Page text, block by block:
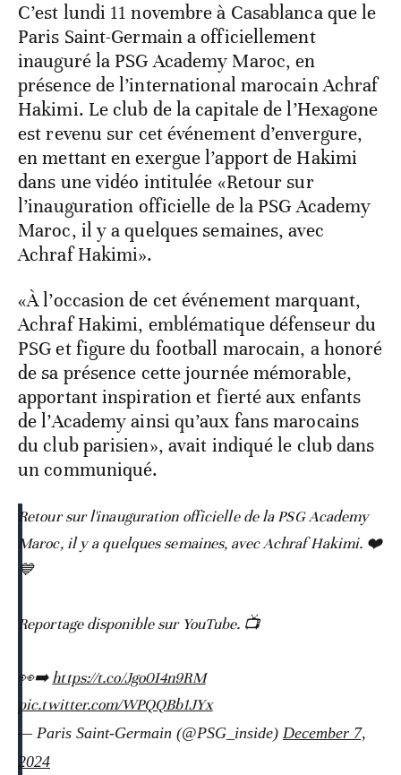
C’est lundi 11 novembre à Casablanca que le
Paris Saint-Germain a officiellement
inauguré la PSG Academy Maroc, en
présence de l’international marocain Achraf
Hakimi. Le club de la capitale de l’Hexagone
est revenu sur cet événement d’envergure,
en mettant en exergue l’apport de Hakimi
dans une vidéo intitulée «Retour sur
l’inauguration officielle de la PSG Academy
Maroc, il y a quelques semaines, avec
Achraf Hakimi».
«À l’occasion de cet événement marquant,
Achraf Hakimi, emblématique défenseur du
PSG et figure du football marocain, a honoré
de sa présence cette journée mémorable,
apportant inspiration et fierté aux enfants
de l’Academy ainsi qu’aux fans marocains
du club parisien», avait indiqué le club dans
un communiqué.
Retour sur l'inauguration officielle de la PSG Academy
Maroc, il y a quelques semaines, avec Achraf Hakimi. ❤️
💙
Reportage disponible sur YouTube. 📺
👀➡️https://t.co/Jgo0I4n9RM
pic.twitter.com/WPQQBb1JYx
— Paris Saint-Germain (@PSG_inside) December 7,
2024